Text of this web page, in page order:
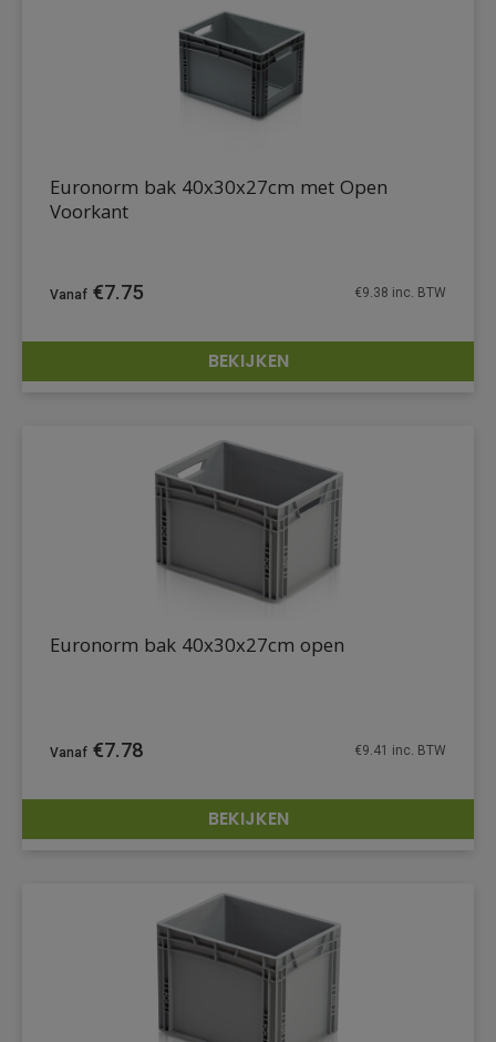
DETAILS
Euronorm bak 40x30x27cm met Open
Voorkant
€7.75 €9.38 inc. BTW
BEKIJKEN
DETAILS
Euronorm bak 40x30x27cm open
€7.78 €9.41 inc. BTW
BEKIJKEN